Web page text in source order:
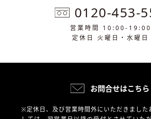
0120-453-
営業時間 10:00-19:00
定休日 火曜日・水曜日
お問合せはこちら
※定休日、及び営業時間外にいただきました